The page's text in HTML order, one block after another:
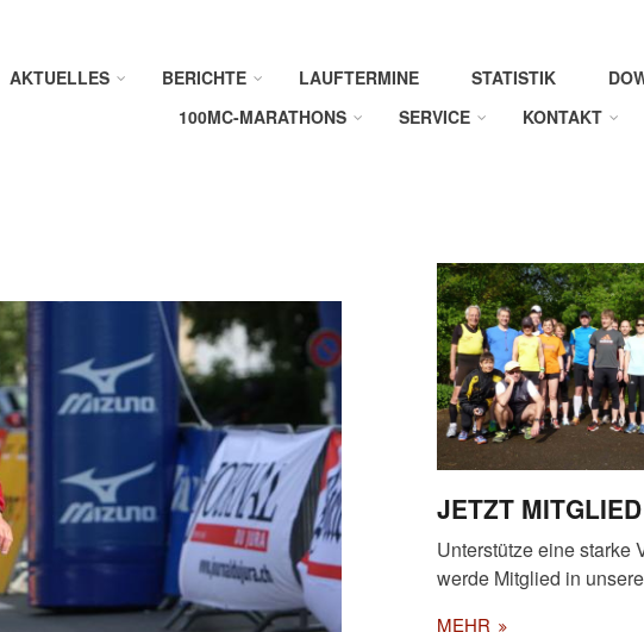
AKTUELLES BERICHTE LAUFTERMINE STATISTIK
100MC-MARATHONS
SERVICE KONTAKT
JETZT
Unterstütze eine starke
werde Mitglied in
MEHR